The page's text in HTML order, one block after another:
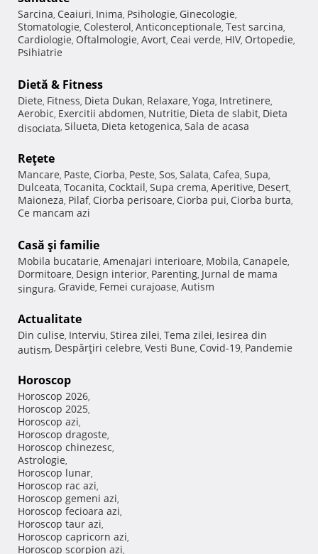
Sarcina, Ceaiuri, Inima, Psihologie, Ginecologie,
Stomatologie, Colesterol, Anticonceptionale, Test sarcina,
Cardiologie, Oftalmologie, Avort, Ceai verde, HIV, Ortopedie,
Psihiatrie
Dietă & Fitness
Diete, Fitness, Dieta Dukan, Relaxare, Yoga, Intretinere,
Aerobic, Exercitii abdomen, Nutritie, Dieta de slabit, Dieta
disociata, Silueta, Dieta ketogenica, Sala de acasa
Reţete
Mancare, Paste, Ciorba, Peste, Sos, Salata, Cafea, Supa,
Dulceata, Tocanita, Cocktail, Supa crema, Aperitive, Desert,
Maioneza, Pilaf, Ciorba perisoare, Ciorba pui, Ciorba burta,
Ce mancam azi
Casă şi familie
Mobila bucatarie, Amenajari interioare, Mobila, Canapele,
Dormitoare, Design interior, Parenting, Jurnal de mama
singura, Gravide, Femei curajoase, Autism
Actualitate
Din culise, Interviu, Stirea zilei, Tema zilei, Iesirea din
autism, Despărţiri celebre, Vesti Bune, Covid-19, Pandemie
Horoscop
Horoscop 2026,
Horoscop 2025,
Horoscop azi,
Horoscop dragoste,
Horoscop chinezesc,
Astrologie,
Horoscop lunar,
Horoscop rac azi,
Horoscop gemeni azi,
Horoscop fecioara azi,
Horoscop taur azi,
Horoscop capricorn azi,
Horoscop scorpion azi,